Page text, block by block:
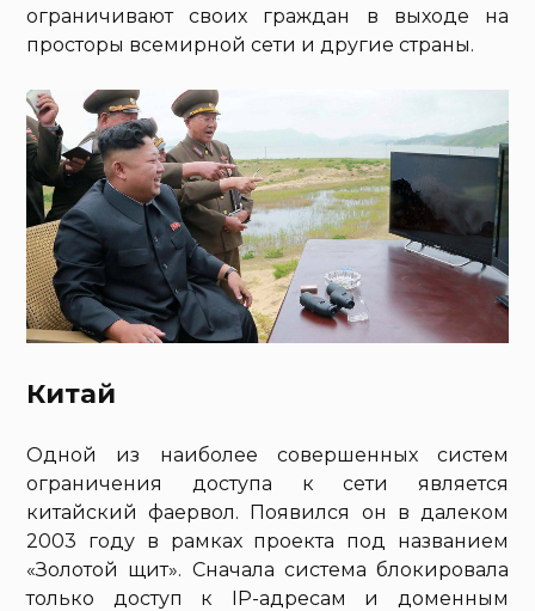
ограничивают своих граждан в выходе на
просторы всемирной сети и другие страны.
Китай
Одной из наиболее совершенных систем
ограничения доступа к сети является
китайский фаервол. Появился он в далеком
2003 году в рамках проекта под названием
«Золотой щит». Сначала система блокировала
только доступ к IP-адресам и доменным